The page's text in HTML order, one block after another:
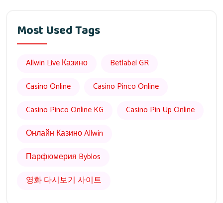
Most Used Tags
Allwin Live Казино
Betlabel GR
Casino Online
Casino Pinco Online
Casino Pinco Online KG
Casino Pin Up Online
Онлайн Казино Allwin
Парфюмерия Byblos
영화 다시보기 사이트